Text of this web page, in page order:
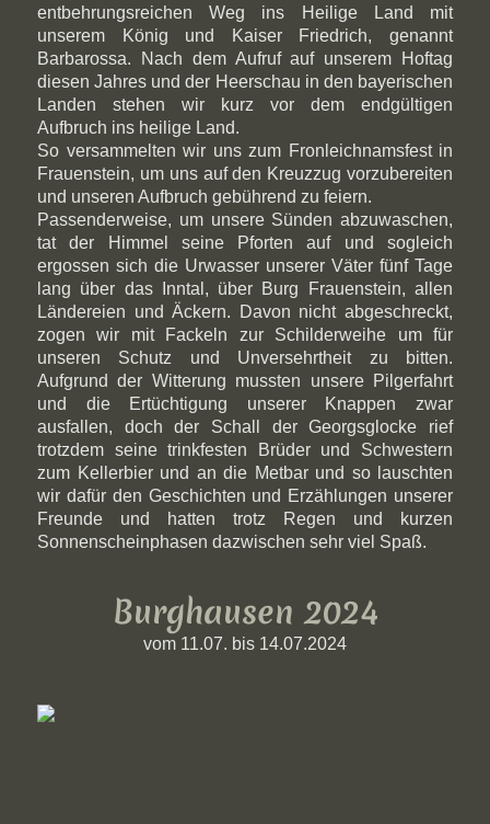
entbehrungsreichen Weg ins Heilige Land mit
unserem König und Kaiser Friedrich, genannt
Barbarossa. Nach dem Aufruf auf unserem Hoftag
diesen Jahres und der Heerschau in den bayerischen
Landen stehen wir kurz vor dem endgültigen
Aufbruch ins heilige Land.
So versammelten wir uns zum Fronleichnamsfest in
Frauenstein, um uns auf den Kreuzzug vorzubereiten
und unseren Aufbruch gebührend zu feiern.
Passenderweise, um unsere Sünden abzuwaschen,
tat der Himmel seine Pforten auf und sogleich
ergossen sich die Urwasser unserer Väter fünf Tage
lang über das Inntal, über Burg Frauenstein, allen
Ländereien und Äckern. Davon nicht abgeschreckt,
zogen wir mit Fackeln zur Schilderweihe um für
unseren Schutz und Unversehrtheit zu bitten.
Aufgrund der Witterung mussten unsere Pilgerfahrt
und die Ertüchtigung unserer Knappen zwar
ausfallen, doch der Schall der Georgsglocke rief
trotzdem seine trinkfesten Brüder und Schwestern
zum Kellerbier und an die Metbar und so lauschten
wir dafür den Geschichten und Erzählungen unserer
Freunde und hatten trotz Regen und kurzen
Sonnenscheinphasen dazwischen sehr viel Spaß.
Burghausen 2024
vom 11.07. bis 14.07.2024